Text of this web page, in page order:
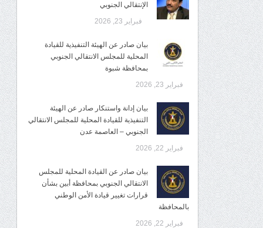
الإنتقالي الجنوبي
فبراير 23, 2026
بيان صادر عن الهيئة التنفيذية للقيادة
المحلية للمجلس الانتقالي الجنوبي
بمحافظة شبوة
فبراير 23, 2026
بيان إدانة واستنكار صادر عن الهيئة
التنفيذية للقيادة المحلية للمجلس الانتقالي
الجنوبي – العاصمة عدن
فبراير 22, 2026
بيان صادر عن القيادة المحلية للمجلس
الانتقالي الجنوبي بمحافظة أبين بشأن
قرارات تغيير قيادة الأمن الوطني
بالمحافظة
فبراير 22, 2026